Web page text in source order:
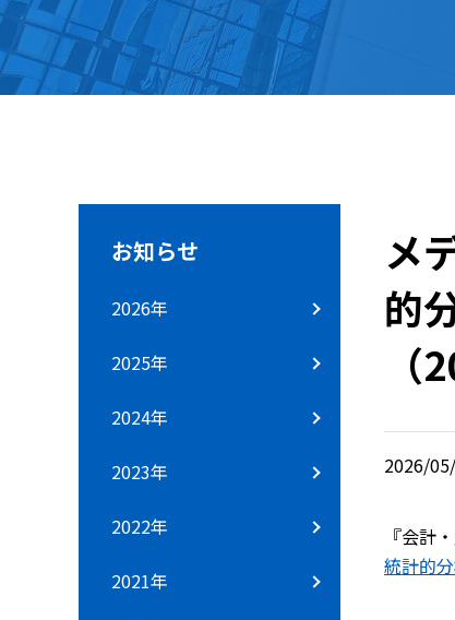
メ
的
2026/
『会計
統計的
お知らせ
2026年
2025年
2024年
2023年
2022年
2021年